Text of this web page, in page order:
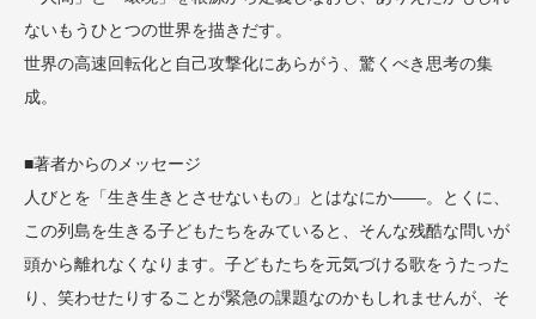
ないもうひとつの世界を描きだす。
世界の高速回転化と自己攻撃化にあらがう、驚くべき思考の集
成。
■著者からのメッセージ
人びとを「生き生きとさせないもの」とはなにか——。とくに、
この列島を生きる子どもたちをみていると、そんな残酷な問いが
頭から離れなくなります。子どもたちを元気づける歌をうたった
り、笑わせたりすることが緊急の課題なのかもしれませんが、そ